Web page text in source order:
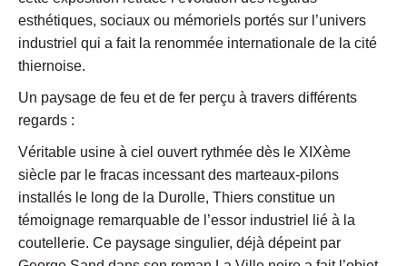
esthétiques, sociaux ou mémoriels portés sur l’univers
industriel qui a fait la renommée internationale de la cité
thiernoise.
Un paysage de feu et de fer perçu à travers différents
regards :
Véritable usine à ciel ouvert rythmée dès le XIXème
siècle par le fracas incessant des marteaux-pilons
installés le long de la Durolle, Thiers constitue un
témoignage remarquable de l’essor industriel lié à la
coutellerie. Ce paysage singulier, déjà dépeint par